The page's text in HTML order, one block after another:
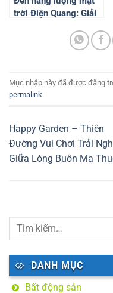
trời Điện Quang: Giải
môi trường và tiết
Mục nhập này đã được đăng
permalink.
Happy Garden – Thiên
Đường Vui Chơi Trải
Giữa Lòng Buôn Ma
DANH MỤC
Bất động sản